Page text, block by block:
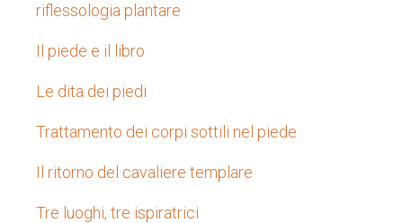
riflessologia plantare
Il piede e il libro
Le dita dei piedi
Trattamento dei corpi sottili nel piede
Il ritorno del cavaliere templare
Tre luoghi, tre ispiratrici